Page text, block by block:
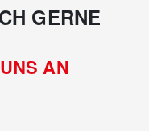
GERNE
AN